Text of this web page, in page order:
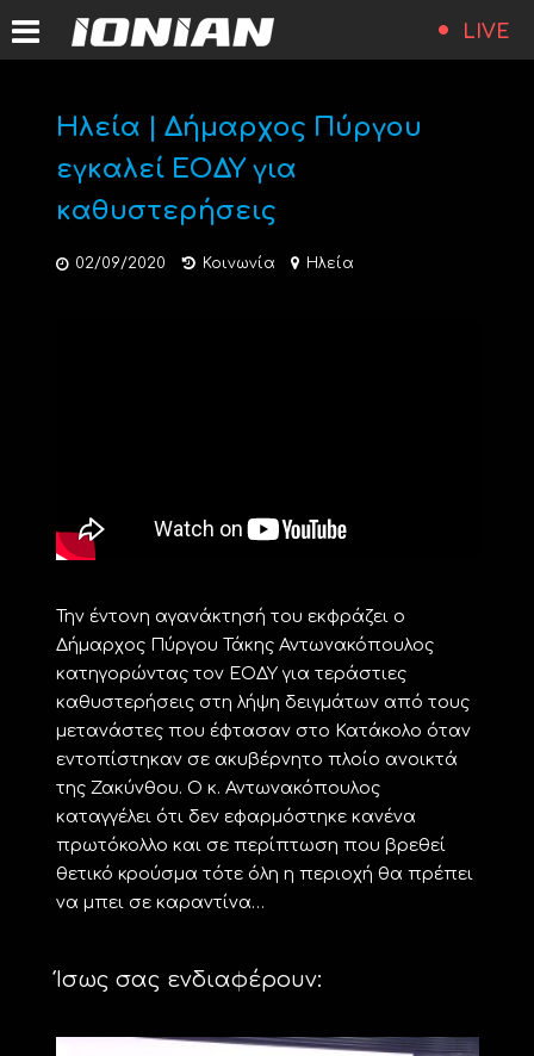
LIVE
Ηλεία | Δήμαρχος Πύργου
εγκαλεί ΕΟΔΥ για
καθυστερήσεις
02/09/2020 Κοινωνία Ηλεία
Την έντονη αγανάκτησή του εκφράζει ο
Δήμαρχος Πύργου Τάκης Αντωνακόπουλος
κατηγορώντας τον ΕΟΔΥ για τεράστιες
καθυστερήσεις στη λήψη δειγμάτων από τους
μετανάστες που έφτασαν στο Κατάκολο όταν
εντοπίστηκαν σε ακυβέρνητο πλοίο ανοικτά
της Ζακύνθου. Ο κ. Αντωνακόπουλος
καταγγέλει ότι δεν εφαρμόστηκε κανένα
πρωτόκολλο και σε περίπτωση που βρεθεί
θετικό κρούσμα τότε όλη η περιοχή θα πρέπει
να μπει σε καραντίνα…
Ίσως σας ενδιαφέρουν: